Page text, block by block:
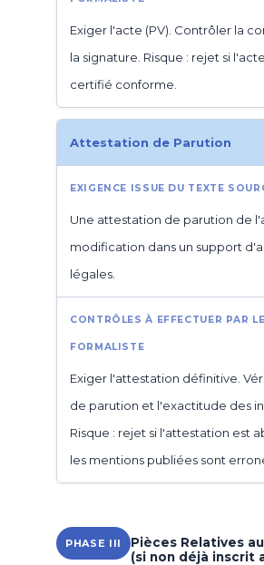
Exiger l'acte (PV). Contrôler la
la signature. Risque : rejet si
certifié conforme.
Attestation de Parution
Une attestation de parution de
modification dans un support
légales.
Exiger l'attestation définitive.
de parution et l'exactitude des
Risque : rejet si l'attestation est
les mentions publiées sont
PHASE III
Pièces Relatives
(si non déjà inscrit